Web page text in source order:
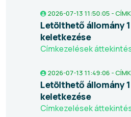
2026-07-13 11:50:05 -
Letölthető állomány
keletkezése
Címkezelések
2026-07-13 11:49:06 -
Letölthető állomány
keletkezése
Címkezelések